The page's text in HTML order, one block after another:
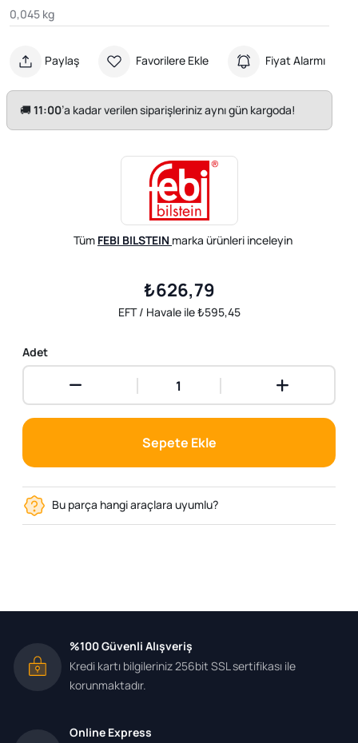
0,045 kg
Paylaş Favorilere Ekle Fiyat Alarmı
🚚11:00’a kadar verilen siparişleriniz aynı gün kargoda!
Tüm FEBI BILSTEIN marka ürünleri inceleyin
₺626,79
EFT / Havale ile ₺595,45
Adet
Sepete Ekle
Bu parça hangi araçlara uyumlu?
%100 Güvenli Alışveriş
Kredi kartı bilgileriniz 256bit SSL sertifikası ile
korunmaktadır.
Online Express